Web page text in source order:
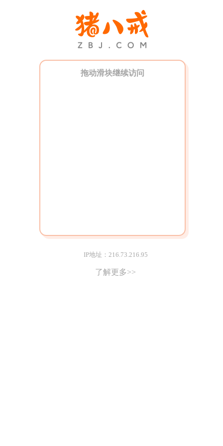
拖动滑块继续访问
IP地址：216.73.216.95
了解更多>>